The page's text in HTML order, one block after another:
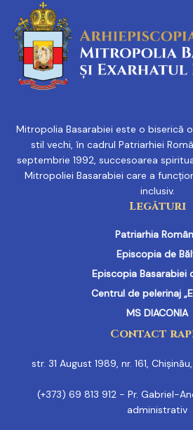
Mitropolia Basarabiei este o biserică
stil vechi, în cadrul Patriarhiei
septembrie 1992, succesoarea
Mitropoliei Basarabiei care a
inclusiv.
Legături
Patriarhia
Episcopia de
Episcopia Basarabiei
Centrul de pelerinaj
MS DIACONIA
Contact
str. 31 August 1989, nr. 161,
(+373) 69 813 912 - Pr. Gabriel-
administrativ